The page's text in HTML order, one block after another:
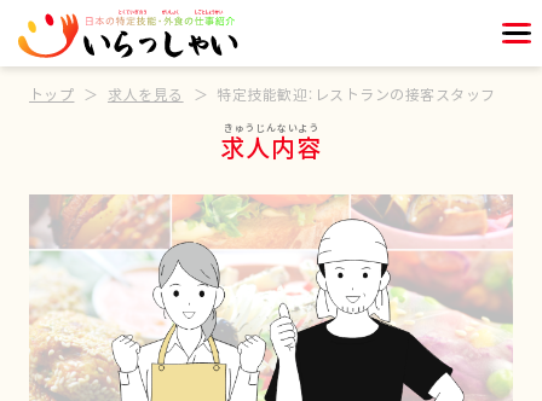
トップ 求人を見る 特定技能歓迎：レストランの接客スタッフ
求人内容